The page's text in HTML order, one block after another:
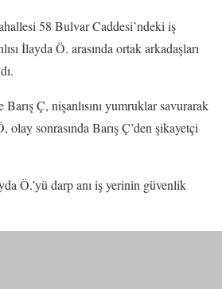
58 Bulvar Caddesi’ndeki iş
İlayda Ö. arasında ortak arkadaşları
Barış Ç, nişanlısını yumruklar savurarak
sonrasında Barış Ç’den şikayetçi
Ö.’yü darp anı iş yerinin güvenlik